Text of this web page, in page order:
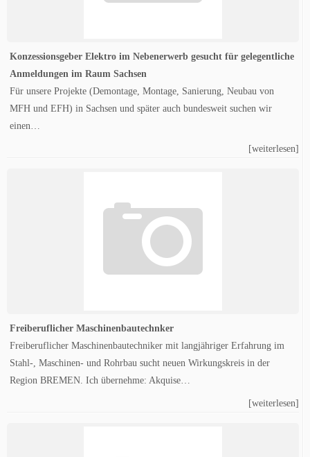
Konzessionsgeber Elektro im Nebenerwerb gesucht für gelegentliche
Anmeldungen im Raum Sachsen
Für unsere Projekte (Demontage, Montage, Sanierung, Neubau von
MFH und EFH) in Sachsen und später auch bundesweit suchen wir
einen…
[weiterlesen]
Freiberuflicher Maschinenbautechnker
Freiberuflicher Maschinenbautechniker mit langjähriger Erfahrung im
Stahl-, Maschinen- und Rohrbau sucht neuen Wirkungskreis in der
Region BREMEN. Ich übernehme: Akquise…
[weiterlesen]